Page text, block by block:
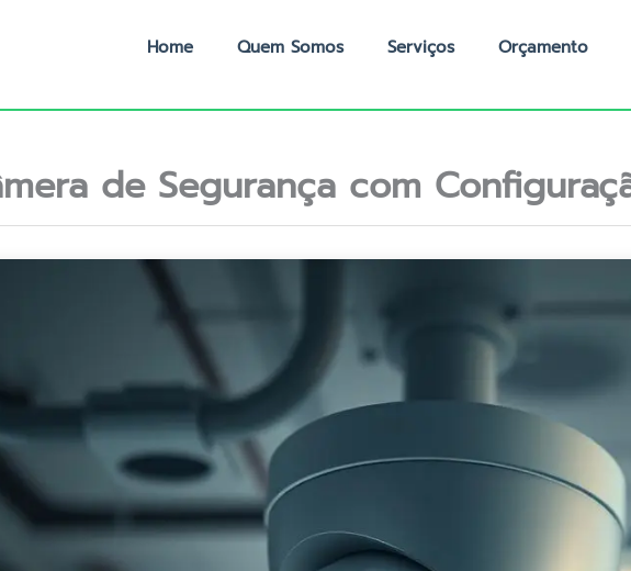
Home Quem Somos Serviços Orçamento
de Segurança com